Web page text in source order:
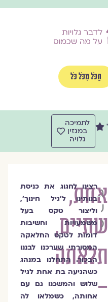
הַכֹּל מִכֹּל כֹּל
לתמיכה
במגזין
גלויה
אחת,
שתיים,
תלאתה
–
הרבנית
שרה
סגל־כץ
רצינו לחגוג את כניסת
בנותינו ל'גיל חינוך',
וליצור טקס בעל
משמעויות וחשיבות
דומות לטקס החלאקה
המסורתי שערכנו לבננו
הבכור. התחלנו במנהג
כשהגיעה בת אחת לגיל
שלוש והמשכנו גם עם
אחותה, כשמלאו לה